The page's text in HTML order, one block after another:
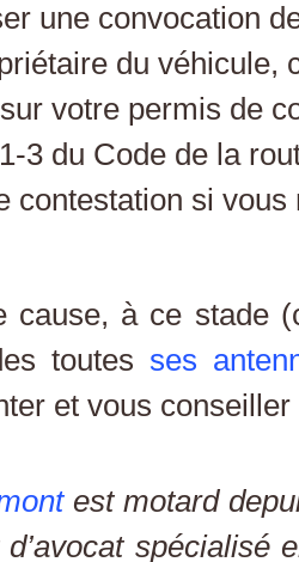
une convocation
du véhicule,
votre permis de
3 du Code de la
contestation si vous
cause, à ce stade
toutes ses
et vous conseiller
est motard
spécialisé